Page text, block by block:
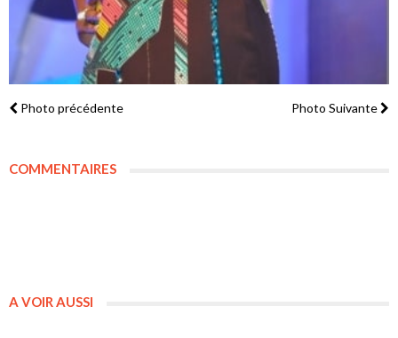
Photo précédente Photo Suivante
COMMENTAIRES
A VOIR AUSSI